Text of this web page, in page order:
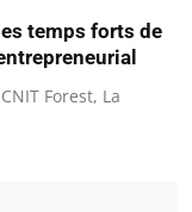
temps forts de
Forest, La